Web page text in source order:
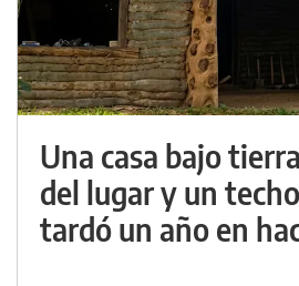
Una casa bajo
del lugar y un
tardó un año en